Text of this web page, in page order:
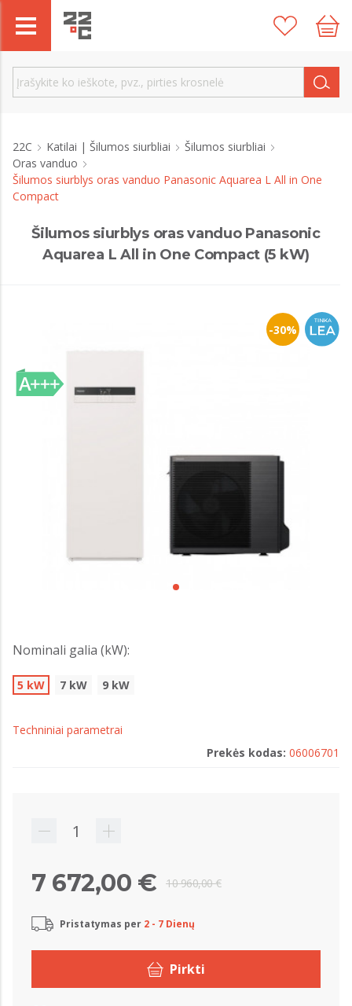
22C Katilai | Šilumos siurbliai
Šilumos siurbliai
Oras vanduo
Šilumos siurblys oras vanduo Panasonic Aquarea L All in One
Compact
Šilumos siurblys oras vanduo Panasonic
Aquarea L All in One Compact (5 kW)
-30%
Nominali galia (kW):
5 kW 7 kW 9 kW
Techniniai parametrai
Prekės kodas: 06006701
10 960,00 €
7 672,00 €
Pristatymas per 2 - 7 Dienų
Pirkti